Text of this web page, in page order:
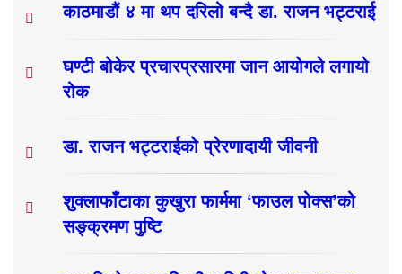
काठमाडौं ४ मा थप दरिलो बन्दै डा. राजन भट्टराई
घण्टी बोकेर प्रचारप्रसारमा जान आयोगले लगायो
रोक
डा. राजन भट्टराईको प्रेरणादायी जीवनी
शुक्लाफाँटाका कुखुरा फार्ममा ‘फाउल पोक्स’को
सङ्क्रमण पुष्टि